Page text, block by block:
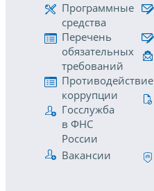
Программные
средства
Перечень
обязательных
требований
Противодействие
коррупции
Госслужба
в ФНС
России
Вакансии